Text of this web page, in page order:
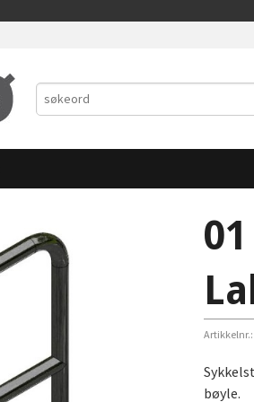
Artikkelnr.:
bøyle.